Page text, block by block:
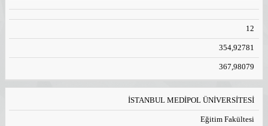
12
354,92781
367,98079
İSTANBUL MEDİPOL ÜNİVERSİTESİ
Eğitim Fakültesi